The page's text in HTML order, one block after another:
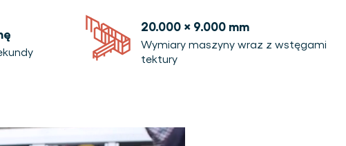
20.000 x 9.000 mm
Wymiary maszyny wraz z wstęgami
tektury